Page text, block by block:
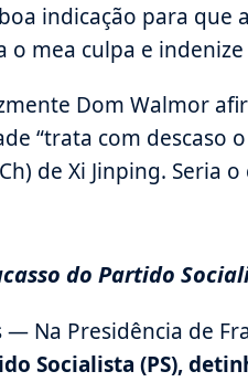
indicação para que
o mea culpa e
Dom Walmor
“trata com descaso
de Xi Jinping. Seria
do Partido
— Na Presidência de
Socialista (PS),